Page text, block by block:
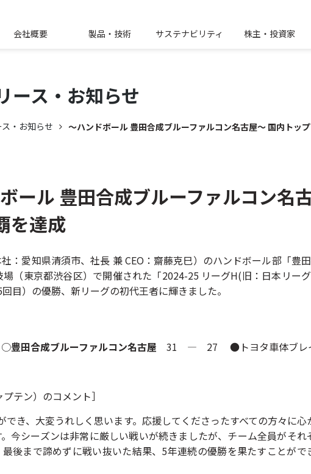
会社概要 製品・技術 サステナビリティ 株主・投資家
ース・ お知らせ
・お知らせ ～ハンドボール 豊田合成ブルーファルコン名古屋～ 国内トッ
ール 豊田合成ブルーファルコン名
を達成
：愛知県清須市、社長 兼 CEO：齋藤克巳）のハンドボール部「豊
（東京都渋谷区）で開催された「2024-25 リーグH(旧：日本リー
目）の優勝、新リーグの初代王者に輝きました。
○豊田合成ブルーファルコン名古屋 31 ― 27 ●トヨタ車体ブレイ
テン）のコメント］
でき、大変うれしく思います。応援してくださったすべての方々に心
今シーズンは非常に厳しい戦いが続きましたが、チーム全員がそれ
後まで諦めずに戦い抜いた結果、5年連続の優勝を果たすことがで